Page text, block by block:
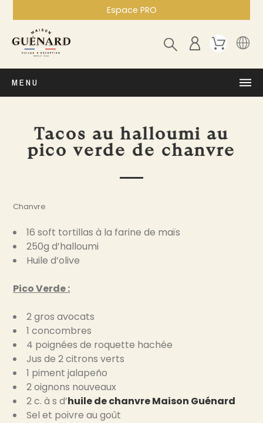
Espace PRO
MENU
Tacos au halloumi au
pico verde de chanvre
Chanvre
16 soft tortillas à la farine de maïs
250g d’halloumi
Huile d’olive
Pico Verde :
2 gros avocats
1 concombres
4 poignées de roquette hachée
Jus de 2 citrons verts
1 piment jalapeño
2 oignons nouveaux
2 c. à s d’huile de chanvre Maison Guénard
Sel et poivre au goût